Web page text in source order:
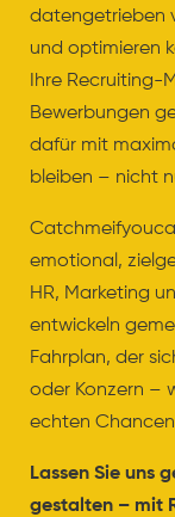
datengetrieben
und optimieren
Ihre Recruiting-
Bewerbungen
dafür mit
bleiben – nicht
emotional,
HR, Marketing
entwickeln
Fahrplan, der
oder Konzern –
echten
Lassen Sie uns
gestalten – mit